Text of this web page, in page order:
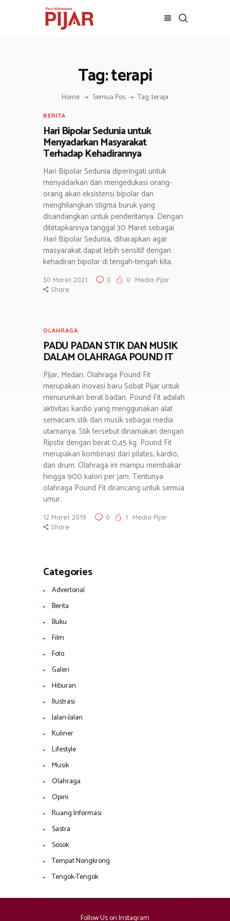
Tag: terapi
Home Semua Pos Tag: terapi
ADVERTORIAL
SOSOK
GALERI
HIBURAN
JALAN-JALAN
GAYA HIDUP
OLAHRAGA
OPINI
BERITA
Hari Bipolar Sedunia untuk
Menyadarkan Masyarakat
Terhadap Kehadirannya
Hari Bipolar Sedunia diperingati untuk
menyadarkan dan mengedukasi orang-
orang akan eksistensi bipolar dan
menghilangkan stigma buruk yang
disandangkan untuk penderitanya. Dengan
ditetapkannya tanggal 30 Maret sebagai
Hari Bipolar Sedunia, diharapkan agar
masyarakat dapat lebih sensitif dengan
kehadiran bipolar di tengah-tengah kita.
30 Maret 2021 0 0
Media Pijar
Share
OLAHRAGA
PADU PADAN STIK DAN MUSIK
DALAM OLAHRAGA POUND IT
Pijar, Medan. Olahraga Pound Fit
merupakan inovasi baru Sobat Pijar untuk
menurunkan berat badan. Pound Fit adalah
aktivitas kardio yang menggunakan alat
semacam stik dan musik sebagai media
utamanya. Stik tersebut dinamakan dengan
Ripstix dengan berat 0,45 kg. Pound Fit
merupakan kombinasi dari pilates, kardio,
dan drum. Olahraga ini mampu membakar
hingga 900 kalori per jam. Tentunya
olahraga Pound Fit dirancang untuk semua
umur.
12 Maret 2019 0 1
Media Pijar
Share
Categories
Advertorial
Berita
Buku
Film
Foto
Galeri
Hiburan
Ilustrasi
Jalan-Jalan
Kuliner
Lifestyle
Musik
Olahraga
Opini
Ruang Informasi
Sastra
Sosok
Tempat Nongkrong
Tengok-Tengok
Follow Us on Instagram